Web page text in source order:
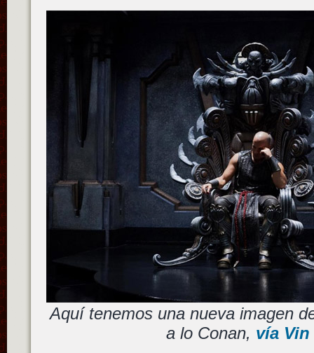
Aquí tenemos una nueva imagen
a lo Conan, vía